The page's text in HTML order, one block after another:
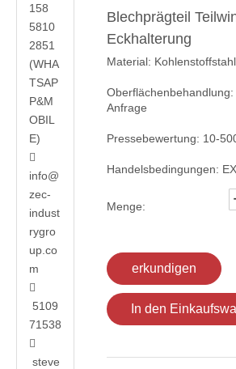
158
5810
2851
(WHA
TSAP
P&M
OBIL
E)

info@
zec-
indust
rygro
up.co
m

5109
71538

steve
Blechprägteil
Eckhalterung
Material:
Oberflächenbehandlung:
Anfrage
Pressebewertung: 10-
Handelsbedingungen:
Menge:
erkundigen
In den